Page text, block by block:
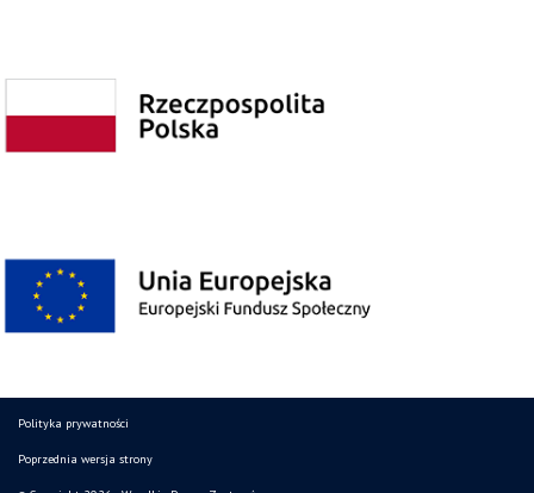
Polityka prywatności
Poprzednia wersja strony